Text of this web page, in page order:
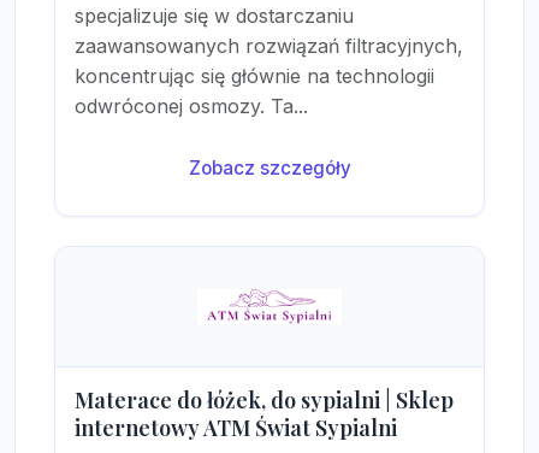
specjalizuje się w dostarczaniu
zaawansowanych rozwiązań filtracyjnych,
koncentrując się głównie na technologii
odwróconej osmozy. Ta...
Zobacz szczegóły
Materace do łóżek, do sypialni | Sklep
internetowy ATM Świat Sypialni